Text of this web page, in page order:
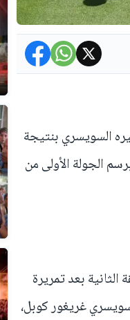
السويسري بنتيجة
الجولة الأولى من
بعد تمريرة
غريغور كوبل،